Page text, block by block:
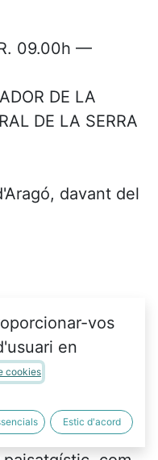
09.00h —
DE LA
DE LA SERRA
davant del
començarem
a la Fuente
cap al camí de la
recorregut amb
vos
en
cookies
Estic d'acord